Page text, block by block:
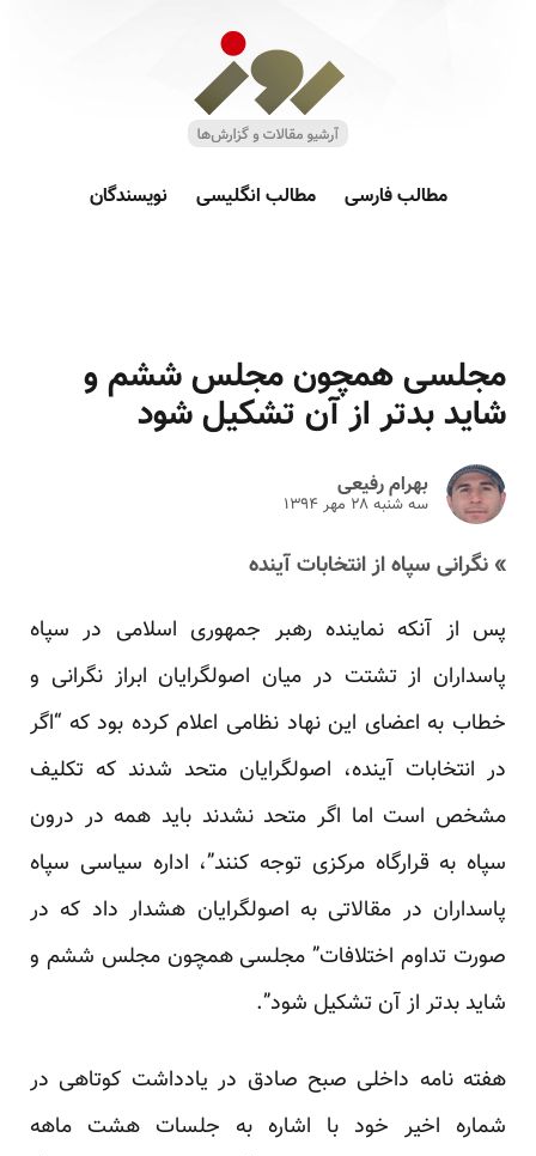
مطالب فارسی مطالب انگلیسی نویسندگان
مجلسی همچون مجلس ششم و
شاید بدتر از آن تشکیل شود
بهرام رفیعی
سه شنبه ۲۸ مهر ۱۳۹۴
» نگرانی سپاه از انتخابات آینده
پس از آنکه نماینده رهبر جمهوری اسلامی در سپاه
پاسداران از تشتت در میان اصولگرایان ابراز نگرانی و
خطاب به اعضای این نهاد نظامی اعلام کرده بود که “اگر
در انتخابات آینده، اصولگرایان متحد شدند که تکلیف
مشخص است اما اگر متحد نشدند باید همه در درون
سپاه به قرارگاه مرکزی توجه کنند”، اداره سیاسی سپاه
پاسداران در مقالاتی به اصولگرایان هشدار داد که در
صورت تداوم اختلافات” مجلسی همچون مجلس ششم و
شاید بدتر از آن تشکیل شود”.
هفته نامه داخلی صبح صادق در یادداشت کوتاهی در
شماره اخیر خود با اشاره به جلسات هشت ماهه